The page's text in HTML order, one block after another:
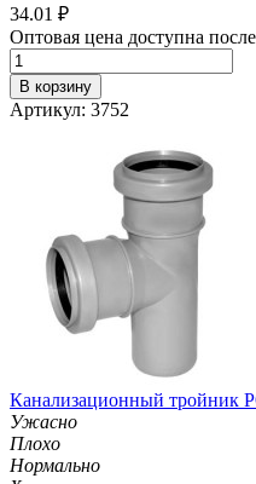
34.01 ₽
Оптовая цена доступна
В корзину
Артикул: 3752
Канализационный тройник
Ужасно
Плохо
Нормально